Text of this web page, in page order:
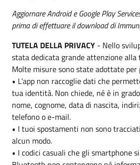
Aggiornare Android e Google Play
prima di effettuare il download di
TUTELA DELLA PRIVACY - Nello
stata dedicata grande attenzione
Molte misure sono state adottate per
• L’app non raccoglie dati che
tua identità. Non chiede, né è in
nome, cognome, data di nascita,
telefono o e-mail.
• I tuoi spostamenti non sono
alcun modo.
• I codici casuali che gli smartphone